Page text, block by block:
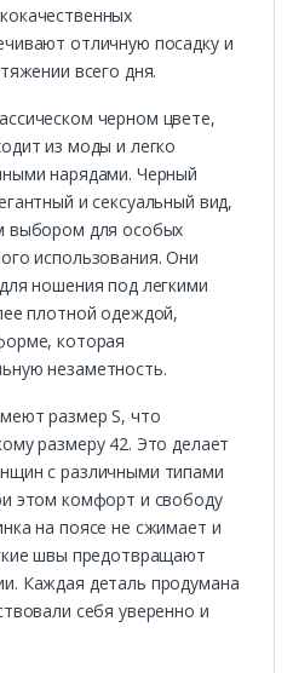
отличную посадку и
всего дня.
черном цвете,
из моды и легко
нарядами. Черный
и сексуальный вид,
выбором для особых
использования. Они
ношения под легкими
плотной одеждой,
которая
незаметность.
размер S, что
размеру 42. Это делает
с различными типами
этом комфорт и свободу
на поясе не сжимает и
швы предотвращают
Каждая деталь продумана
себя уверенно и